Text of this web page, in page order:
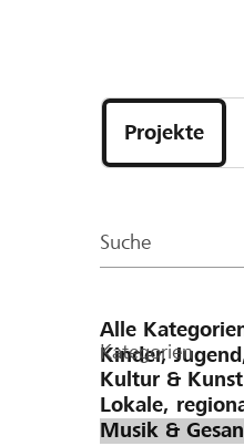
Projekte
und
Organisationen
Projekte
Suche
Kategorien